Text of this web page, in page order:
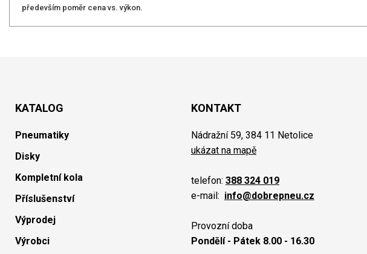
především poměr cena vs. výkon.
KATALOG
Pneumatiky
Disky
Kompletní kola
Příslušenství
Výprodej
Výrobci
KONTAKT
Nádražní 59, 384 11 Netolice
ukázat na mapě
telefon: 388 324 019
e-mail: info@dobrepneu.cz
Provozní doba
Pondělí - Pátek 8.00 - 16.30